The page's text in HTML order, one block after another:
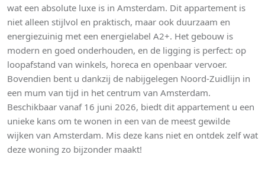
wat een absolute luxe is in Amsterdam. Dit appartement is
niet alleen stijlvol en praktisch, maar ook duurzaam en
energiezuinig met een energielabel A2+. Het gebouw is
modern en goed onderhouden, en de ligging is perfect: op
loopafstand van winkels, horeca en openbaar vervoer.
Bovendien bent u dankzij de nabijgelegen Noord-Zuidlijn in
een mum van tijd in het centrum van Amsterdam.
Beschikbaar vanaf 16 juni 2026, biedt dit appartement u een
unieke kans om te wonen in een van de meest gewilde
wijken van Amsterdam. Mis deze kans niet en ontdek zelf wat
deze woning zo bijzonder maakt!